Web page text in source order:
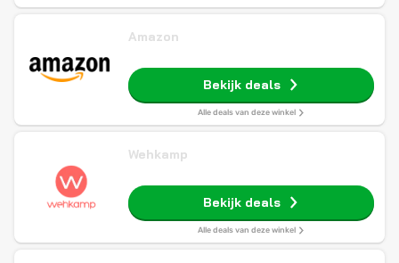
Amazon
Bekijk deals
Alle deals van deze winkel
Wehkamp
Bekijk deals
Alle deals van deze winkel